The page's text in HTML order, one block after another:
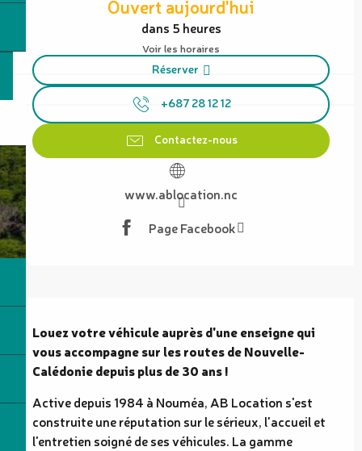
Ouvert aujourd'hui
dans 5 heures
Voir les horaires
Réserver
+687 28 12 12
Contactez-nous
www.ablocation.nc
Page Facebook
Description
Louez votre véhicule auprès d'une enseigne qui
vous accompagne sur les routes de Nouvelle-
Calédonie depuis plus de 30 ans !
Active depuis 1984 à Nouméa, AB Location s'est
construite une réputation sur le sérieux, l'accueil et
l'entretien soigné de ses véhicules. La gamme